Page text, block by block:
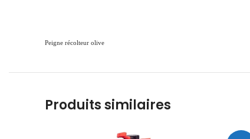
Peigne récolteur olive
Produits similaires